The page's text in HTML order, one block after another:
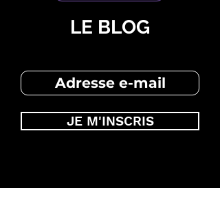
LE BLOG
JE M'INSCRIS